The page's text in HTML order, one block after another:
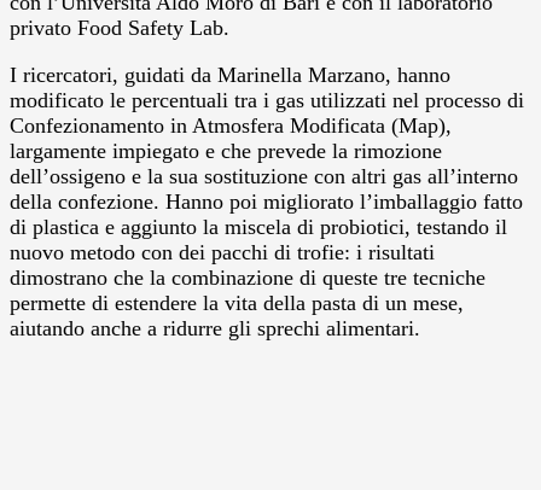
privato Food Safety Lab.
I ricercatori, guidati da Marinella Marzano, hanno
modificato le percentuali tra i gas utilizzati nel processo di
Confezionamento in Atmosfera Modificata (Map),
largamente impiegato e che prevede la rimozione
dell’ossigeno e la sua sostituzione con altri gas all’interno
della confezione. Hanno poi migliorato l’imballaggio fatto
di plastica e aggiunto la miscela di probiotici, testando il
nuovo metodo con dei pacchi di trofie: i risultati
dimostrano che la combinazione di queste tre tecniche
permette di estendere la vita della pasta di un mese,
aiutando anche a ridurre gli sprechi alimentari.